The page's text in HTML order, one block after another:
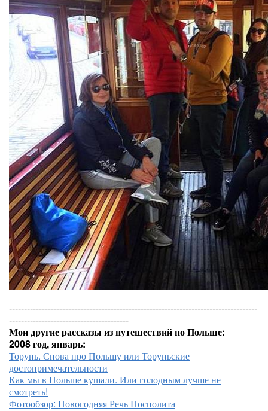
-----------------------------------------------------------------------------------
----------------------------------------
Мои другие рассказы из путешествий по Польше:
2008 год, январь:
Торунь. Снова про Польшу или Торуньские
достопримечательности
Как мы в Польше кушали. Или голодным лучше не
смотреть!
Фотообзор: Новогодняя Речь Посполита